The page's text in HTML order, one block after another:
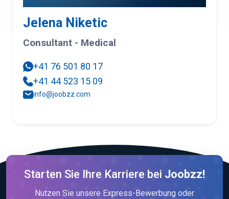
Jelena Niketic
Consultant - Medical
+41 76 501 80 17
+41 44 523 15 09
info@joobzz.com
Starten Sie Ihre Karriere bei Joobzz!
Nutzen Sie unsere Express-Bewerbung oder